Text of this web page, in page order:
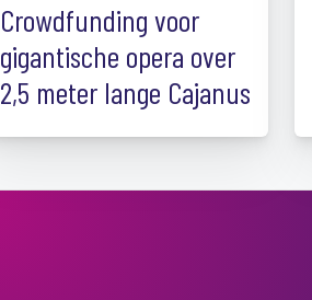
Crowdfunding voor
gigantische opera over
2,5 meter lange Cajanus